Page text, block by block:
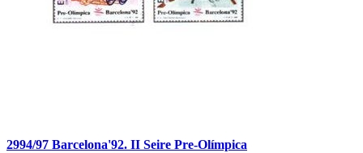
2994/97 Barcelona'92. II Seire Pre-Olímpica